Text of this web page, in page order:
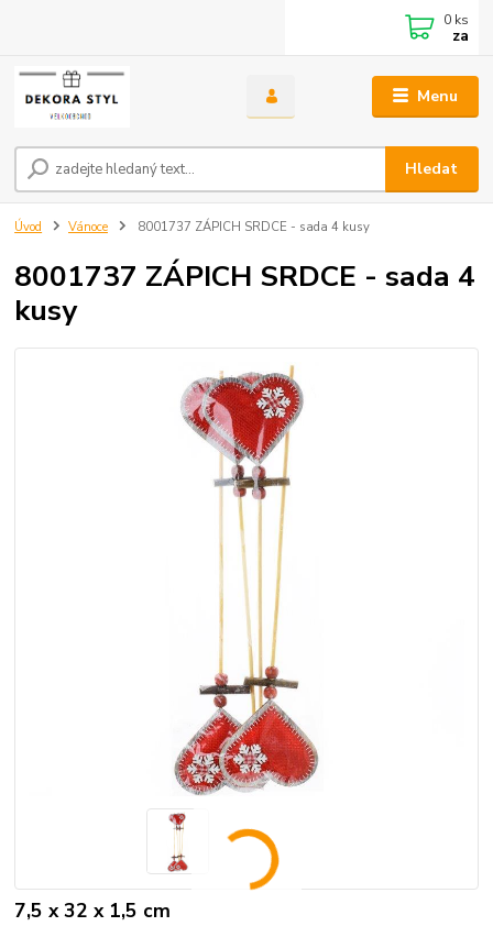
Menu
Hledat
0 ks
za
Úvod Vánoce 8001737 ZÁPICH SRDCE - sada 4 kusy
8001737 ZÁPICH SRDCE - sada 4
kusy
7,5 x 32 x 1,5 cm